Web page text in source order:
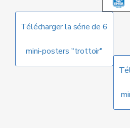
Télécharger la série de 6
mini-posters "trottoir"